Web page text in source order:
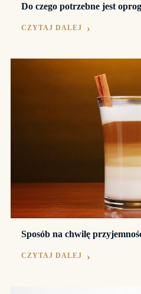
Do czego potrzebne jest
CZYTAJ DALEJ
Sposób na chwilę
CZYTAJ DALEJ